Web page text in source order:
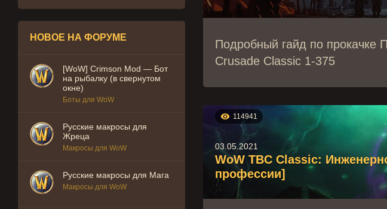
НОВОЕ НА ФОРУМЕ
[WoW] Crimson Mod — Бот
на рыбалку (в свернутом
окне)
Боты для WoW
Русские макросы для
Жреца
Макросы для WoW
Русские макросы для Мага
Макросы для WoW
Подробный гайд по прокачке
Crusade Classic 1-375
 114941
03.05.2021
WoW TBC Classic:
профессии]